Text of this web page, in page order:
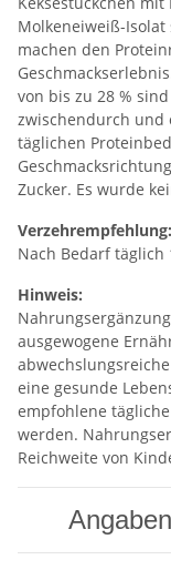
Molkeneiweiß-
machen den
von bis zu 28 %
zwischendurch und
täglichen
Zucker. Es wurde
Verzehrempfehlung:
Nach Bedarf täglich
Hinweis:
ausgewogene
eine gesunde
empfohlene
werden.
Reichweite von